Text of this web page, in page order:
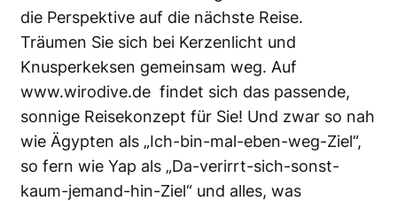
die Perspektive auf die nächste Reise.
Träumen Sie sich bei Kerzenlicht und
Knusperkeksen gemeinsam weg. Auf
www.wirodive.de findet sich das passende,
sonnige Reisekonzept für Sie! Und zwar so nah
wie Ägypten als „Ich-bin-mal-eben-weg-Ziel“,
so fern wie Yap als „Da-verirrt-sich-sonst-
kaum-jemand-hin-Ziel“ und alles, was